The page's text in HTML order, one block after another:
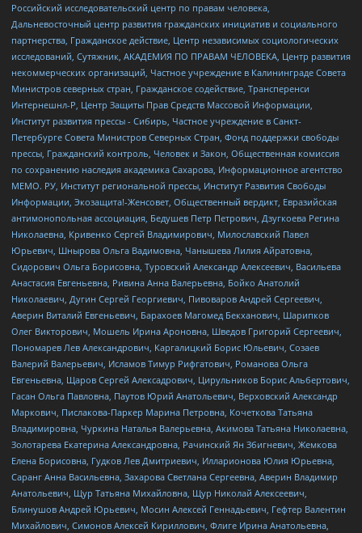
Российский исследовательский центр по правам человека,
Дальневосточный центр развития гражданских инициатив и социального
партнерства, Гражданское действие, Центр независимых социологических
исследований, Сутяжник, АКАДЕМИЯ ПО ПРАВАМ ЧЕЛОВЕКА, Центр развития
некоммерческих организаций, Частное учреждение в Калининграде Совета
Министров северных стран, Гражданское содействие, Трансперенси
Интернешнл-Р, Центр Защиты Прав Средств Массовой Информации,
Институт развития прессы - Сибирь, Частное учреждение в Санкт-
Петербурге Совета Министров Северных Стран, Фонд поддержки свободы
прессы, Гражданский контроль, Человек и Закон, Общественная комиссия
по сохранению наследия академика Сахарова, Информационное агентство
МЕМО. РУ, Институт региональной прессы, Институт Развития Свободы
Информации, Экозащита!-Женсовет, Общественный вердикт, Евразийская
антимонопольная ассоциация, Бедушев Петр Петрович, Дзугкоева Регина
Николаевна, Кривенко Сергей Владимирович, Милославский Павел
Юрьевич, Шнырова Ольга Вадимовна, Чанышева Лилия Айратовна,
Сидорович Ольга Борисовна, Туровский Александр Алексеевич, Васильева
Анастасия Евгеньевна, Ривина Анна Валерьевна, Бойко Анатолий
Николаевич, Дугин Сергей Георгиевич, Пивоваров Андрей Сергеевич,
Аверин Виталий Евгеньевич, Барахоев Магомед Бекханович, Шарипков
Олег Викторович, Мошель Ирина Ароновна, Шведов Григорий Сергеевич,
Пономарев Лев Александрович, Каргалицкий Борис Юльевич, Созаев
Валерий Валерьевич, Исламов Тимур Рифгатович, Романова Ольга
Евгеньевна, Щаров Сергей Алексадрович, Цирульников Борис Альбертович,
Гасан Ольга Павловна, Паутов Юрий Анатольевич, Верховский Александр
Маркович, Пислакова-Паркер Марина Петровна, Кочеткова Татьяна
Владимировна, Чуркина Наталья Валерьевна, Акимова Татьяна Николаевна,
Золотарева Екатерина Александровна, Рачинский Ян Збигневич, Жемкова
Елена Борисовна, Гудков Лев Дмитриевич, Илларионова Юлия Юрьевна,
Саранг Анна Васильевна, Захарова Светлана Сергеевна, Аверин Владимир
Анатольевич, Щур Татьяна Михайловна, Щур Николай Алексеевич,
Блинушов Андрей Юрьевич, Мосин Алексей Геннадьевич, Гефтер Валентин
Михайлович, Симонов Алексей Кириллович, Флиге Ирина Анатольевна,